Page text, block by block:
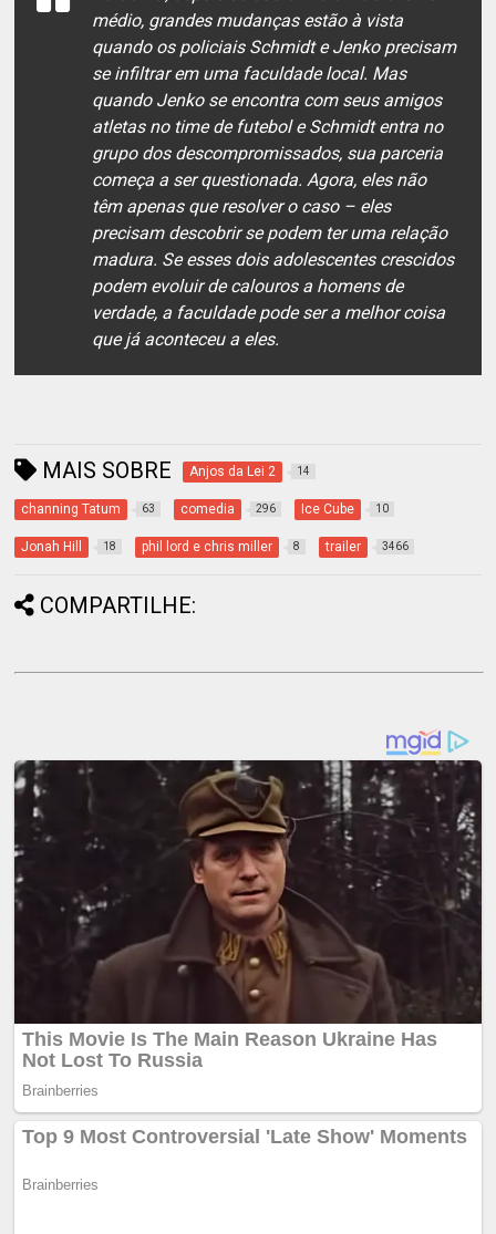
médio, grandes mudanças estão à vista
quando os policiais Schmidt e Jenko precisam
se infiltrar em uma faculdade local. Mas
quando Jenko se encontra com seus amigos
atletas no time de futebol e Schmidt entra no
grupo dos descompromissados, sua parceria
começa a ser questionada. Agora, eles não
têm apenas que resolver o caso – eles
precisam descobrir se podem ter uma relação
madura. Se esses dois adolescentes crescidos
podem evoluir de calouros a homens de
verdade, a faculdade pode ser a melhor coisa
que já aconteceu a eles.
MAIS SOBRE Anjos da Lei 2 14
channing Tatum 63 comedia 296 Ice Cube 10
Jonah Hill 18 phil lord e chris miller 8 trailer 3466
COMPARTILHE: